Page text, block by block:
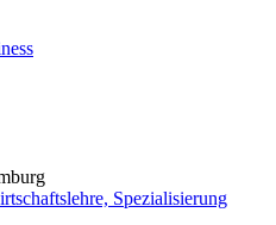
Spezialisierung